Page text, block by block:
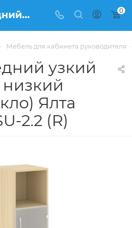
Шкаф средний узкий правый (1 низкий фасад стекло) Ялта (Yalta) LT.SU-2.2 (R) купить в Москве, цена 9 789 ₽. - интернет-магазин ФРАНКОМ 0
Мебель для кабинета руководителя
узкий
Ялта
2.2 (R)